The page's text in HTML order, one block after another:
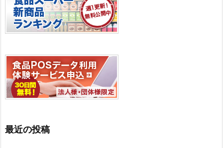
最近の投稿